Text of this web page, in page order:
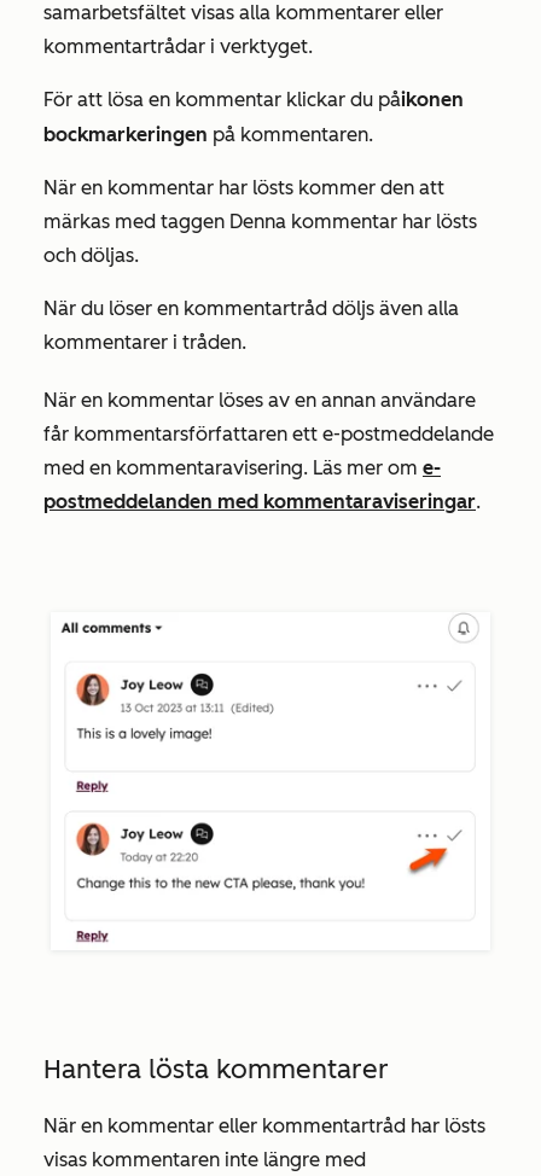
samarbetsfältet visas alla kommentarer eller
kommentartrådar i verktyget.
För att lösa en kommentar klickar du påikonen
bockmarkeringen på kommentaren.
När en kommentar har lösts kommer den att
märkas med taggen Denna kommentar har lösts
och döljas.
När du löser en kommentartråd döljs även alla
kommentarer i tråden.
När en kommentar löses av en annan användare
får kommentarsförfattaren ett e-postmeddelande
med en kommentaravisering. Läs mer om e-
postmeddelanden med kommentaraviseringar.
Hantera lösta kommentarer
När en kommentar eller kommentartråd har lösts
visas kommentaren inte längre med